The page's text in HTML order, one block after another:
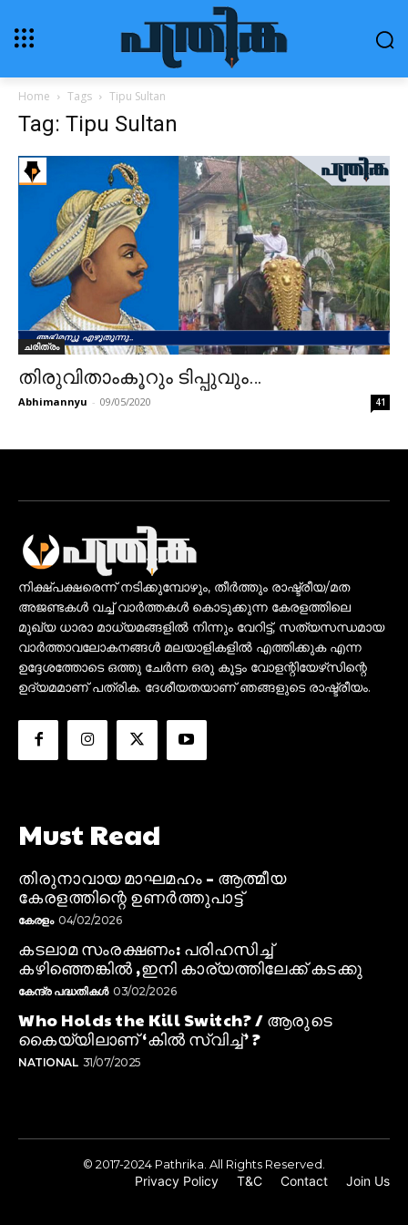
Home Tags Tipu Sultan
Tag: Tipu Sultan
ചരിത്രം
തിരുവിതാംകൂറും ടിപ്പുവും…
Abhimannyu - 09/05/2020 41
നിക്ഷ്പക്ഷരെന്ന് നടിക്കുമ്പോഴും, തീർത്തും രാഷ്ട്രീയ/മത
അജണ്ടകൾ വച്ച് വാർത്തകൾ കൊടുക്കുന്ന കേരളത്തിലെ
മുഖ്യ ധാരാ മാധ്യമങ്ങളിൽ നിന്നും വേറിട്ട്, സത്യസന്ധമായ
വാർത്താവലോകനങ്ങൾ മലയാളികളിൽ എത്തിക്കുക എന്ന
ഉദ്ദേശത്തോടെ ഒത്തു ചേർന്ന ഒരു കൂട്ടം വോളന്റിയേഴ്‌സിന്റെ
ഉദ്യമമാണ് പത്രിക. ദേശീയതയാണ് ഞങ്ങളുടെ രാഷ്ട്രീയം.
Must Read
തിരുനാവായ മാഘമഹം – ആത്മീയ
കേരളത്തിന്റെ ഉണർത്തുപാട്ട്
കേരളം 04/02/2026
കടലാമ സംരക്ഷണം: പരിഹസിച്ച്
കഴിഞ്ഞെങ്കിൽ ,ഇനി കാര്യത്തിലേക്ക് കടക്കു
കേന്ദ്ര പദ്ധതികൾ 03/02/2026
Who Holds the Kill Switch? / ആരുടെ
കൈയ്യിലാണ് ‘കിൽ സ്വിച്ച്’ ?
NATIONAL 31/07/2025
© 2017-2024 Pathrika. All Rights Reserved.
Privacy Policy T&C Contact Join Us